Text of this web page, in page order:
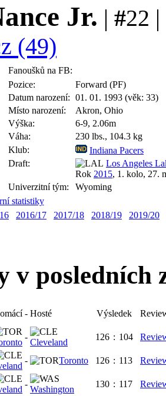
Jr. | #22
(49)
Fanoušků na FB:
Pozice:
Forward (PF)
Datum narození: 01. 01. 1993 (věk: 33)
Místo narození:
Akron, Ohio
Výška:
6-9, 2.06m
Váha:
230 lbs., 104.3 kg
Klub:
Indiana Pacers
Draft:
Los Angeles
Rok 2015, 1. kolo, 27.
Univerzitní tým:
Wyoming
statistiky
2016/17 2017/18 2018/19 2019/20
v posledních
- Hosté Výsledek
-
Cleveland
126 : 104
- Toronto 126 : 113
-
Washington
130 : 117